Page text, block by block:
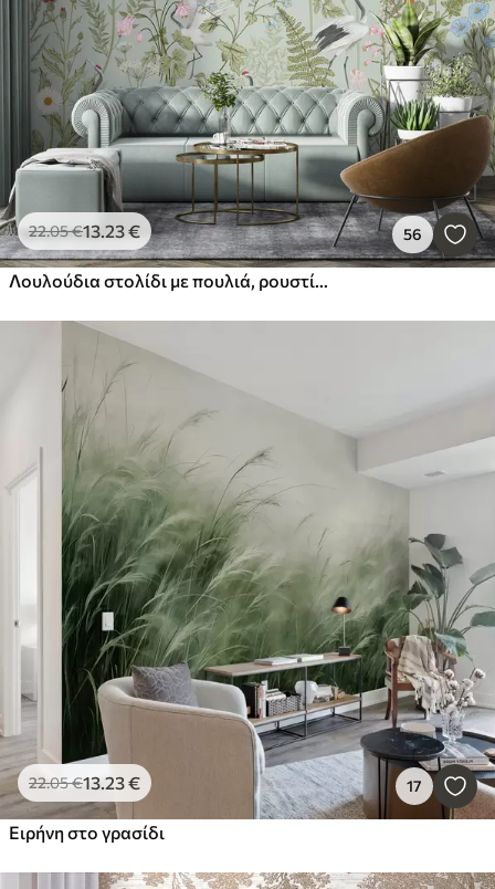
22.05€13.23€ 56
Λουλούδια στολίδι με πουλιά, ρουστίκ στυλ, βοτανικό, λιβάδι, μπλε φόντο
22.05€13.23€ 17
Ειρήνη στο γρασίδι